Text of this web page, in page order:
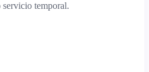
servicio temporal.